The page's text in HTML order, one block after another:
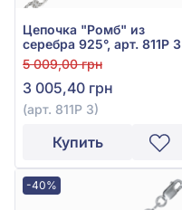
Цепочка "Ромб" из
серебра 925°, арт. 811Р 3
5 009,00 грн
3 005,40 грн
(арт. 811Р 3)
Купить
-40%